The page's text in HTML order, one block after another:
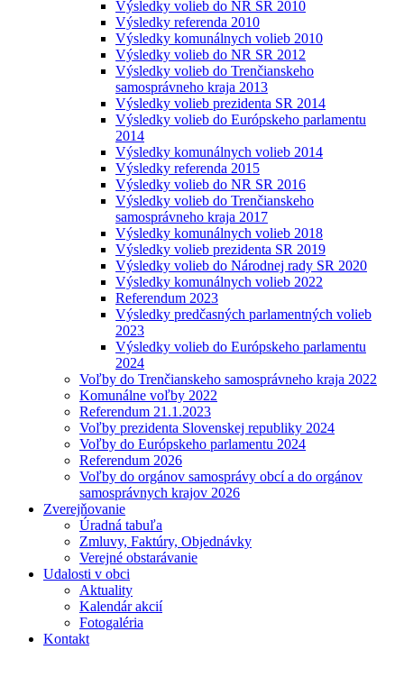
Výsledky volieb do NR SR 2010
Výsledky referenda 2010
Výsledky komunálnych volieb 2010
Výsledky volieb do NR SR 2012
Výsledky volieb do Trenčianskeho
samosprávneho kraja 2013
Výsledky volieb prezidenta SR 2014
Výsledky volieb do Európskeho parlamentu
2014
Výsledky komunálnych volieb 2014
Výsledky referenda 2015
Výsledky volieb do NR SR 2016
Výsledky volieb do Trenčianskeho
samosprávneho kraja 2017
Výsledky komunálnych volieb 2018
Výsledky volieb prezidenta SR 2019
Výsledky volieb do Národnej rady SR 2020
Výsledky komunálnych volieb 2022
Referendum 2023
Výsledky predčasných parlamentných volieb
2023
Výsledky volieb do Európskeho parlamentu
2024
Voľby do Trenčianskeho samosprávneho kraja 2022
Komunálne voľby 2022
Referendum 21.1.2023
Voľby prezidenta Slovenskej republiky 2024
Voľby do Európskeho parlamentu 2024
Referendum 2026
Voľby do orgánov samosprávy obcí a do orgánov
samosprávnych krajov 2026
Zverejňovanie
Úradná tabuľa
Zmluvy, Faktúry, Objednávky
Verejné obstarávanie
Udalosti v obci
Aktuality
Kalendár akcií
Fotogaléria
Kontakt